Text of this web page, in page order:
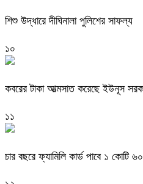
শিশু উদ্ধারে দীঘিনালা পুলিশের সাফল্য
১০
কবরের টাকা আত্মসাত করেছে ইউনূস
১১
চার বছরে ফ্যামিলি কার্ড পাবে ১ কোটি